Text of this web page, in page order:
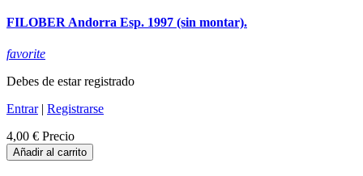
FILOBER Andorra Esp. 1997 (sin montar).
favorite
Debes de estar registrado
Entrar| Registrarse
4,00 € Precio
Añadir al carrito